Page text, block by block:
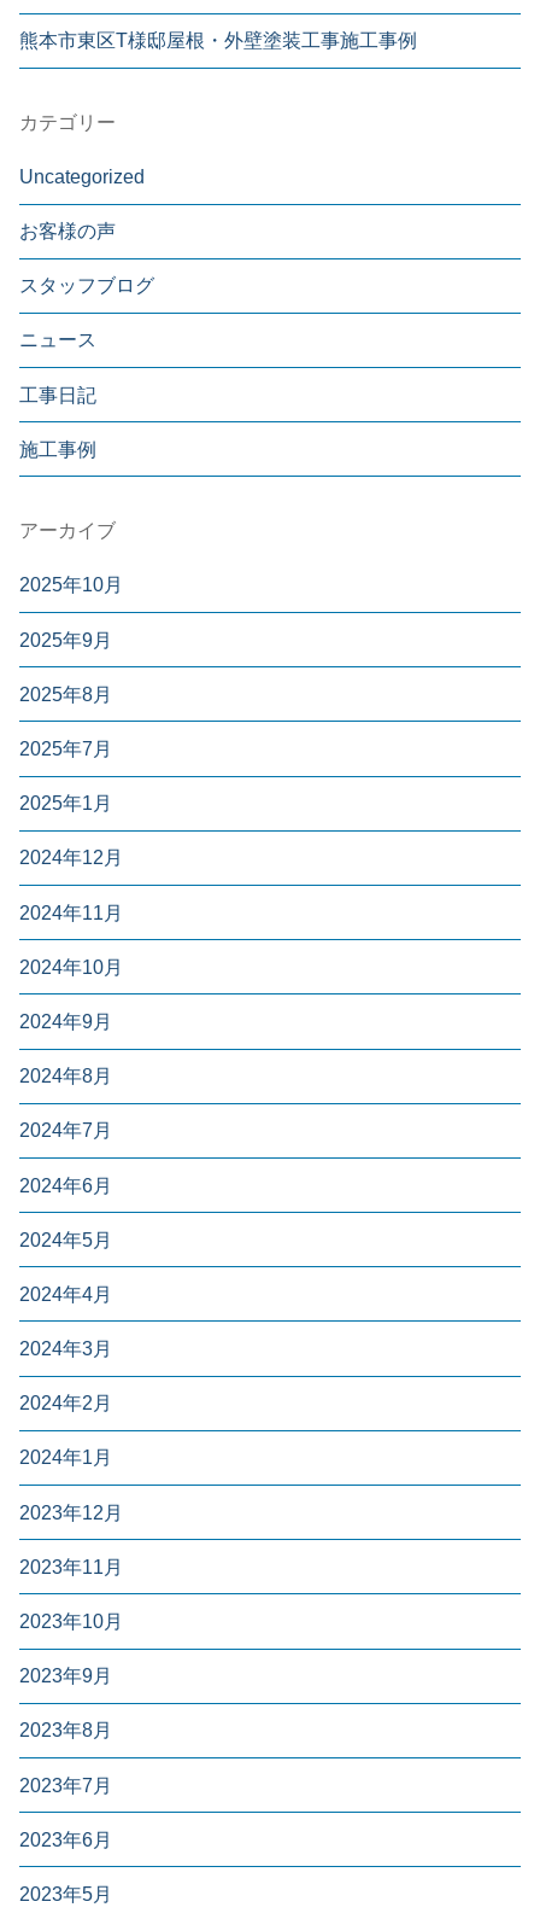
熊本市東区T様邸屋根・外壁塗装工事施工事例
カテゴリー
Uncategorized
お客様の声
スタッフブログ
ニュース
工事日記
施工事例
アーカイブ
2025年10月
2025年9月
2025年8月
2025年7月
2025年1月
2024年12月
2024年11月
2024年10月
2024年9月
2024年8月
2024年7月
2024年6月
2024年5月
2024年4月
2024年3月
2024年2月
2024年1月
2023年12月
2023年11月
2023年10月
2023年9月
2023年8月
2023年7月
2023年6月
2023年5月